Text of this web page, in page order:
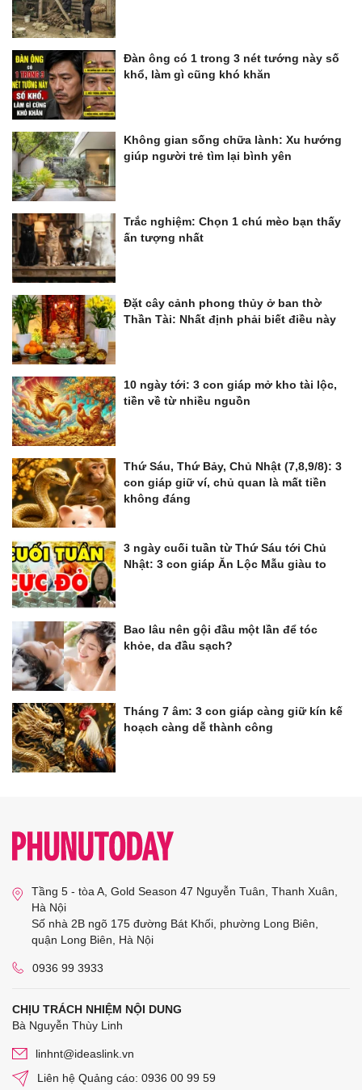
Đàn ông có 1 trong 3 nét tướng này số
khổ, làm gì cũng khó khăn
Không gian sống chữa lành: Xu hướng
giúp người trẻ tìm lại bình yên
Trắc nghiệm: Chọn 1 chú mèo bạn thấy
ấn tượng nhất
Đặt cây cảnh phong thủy ở ban thờ
Thần Tài: Nhất định phải biết điều này
10 ngày tới: 3 con giáp mở kho tài lộc,
tiền về từ nhiều nguồn
Thứ Sáu, Thứ Bảy, Chủ Nhật (7,8,9/8): 3
con giáp giữ ví, chủ quan là mất tiền
không đáng
3 ngày cuối tuần từ Thứ Sáu tới Chủ
Nhật: 3 con giáp Ăn Lộc Mẫu giàu to
Bao lâu nên gội đầu một lần để tóc
khỏe, da đầu sạch?
Tháng 7 âm: 3 con giáp càng giữ kín kế
hoạch càng dễ thành công
Tầng 5 - tòa A, Gold Season 47 Nguyễn Tuân, Thanh Xuân,
Hà Nội
Số nhà 2B ngõ 175 đường Bát Khối, phường Long Biên,
quận Long Biên, Hà Nội
0936 99 3933
CHỊU TRÁCH NHIỆM NỘI DUNG
Bà Nguyễn Thùy Linh
linhnt@ideaslink.vn
Liên hệ Quảng cáo: 0936 00 99 59